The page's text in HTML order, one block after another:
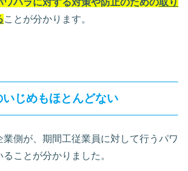
ことが分かります。
じめもほとんどない
業側が、期間工従業員に対して行うパワ
ことが分かりました。